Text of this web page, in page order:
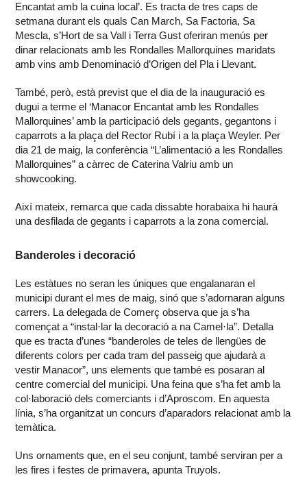
Encantat amb la cuina local’. Es tracta de tres caps de
setmana durant els quals Can March, Sa Factoria, Sa
Mescla, s’Hort de sa Vall i Terra Gust oferiran menús per
dinar relacionats amb les Rondalles Mallorquines maridats
amb vins amb Denominació d’Origen del Pla i Llevant.
També, però, està previst que el dia de la inauguració es
dugui a terme el ‘Manacor Encantat amb les Rondalles
Mallorquines’ amb la participació dels gegants, gegantons i
caparrots a la plaça del Rector Rubí i a la plaça Weyler. Per
dia 21 de maig, la conferència “L’alimentació a les Rondalles
Mallorquines” a càrrec de Caterina Valriu amb un
showcooking.
Així mateix, remarca que cada dissabte horabaixa hi haurà
una desfilada de gegants i caparrots a la zona comercial.
Banderoles i decoració
Les estàtues no seran les úniques que engalanaran el
municipi durant el mes de maig, sinó que s’adornaran alguns
carrers. La delegada de Comerç observa que ja s’ha
començat a “instal·lar la decoració a na Camel·la”. Detalla
que es tracta d’unes “banderoles de teles de llengües de
diferents colors per cada tram del passeig que ajudarà a
vestir Manacor”, uns elements que també es posaran al
centre comercial del municipi. Una feina que s’ha fet amb la
col·laboració dels comerciants i d’Aproscom. En aquesta
línia, s’ha organitzat un concurs d’aparadors relacionat amb la
temàtica.
Uns ornaments que, en el seu conjunt, també serviran per a
les fires i festes de primavera, apunta Truyols.